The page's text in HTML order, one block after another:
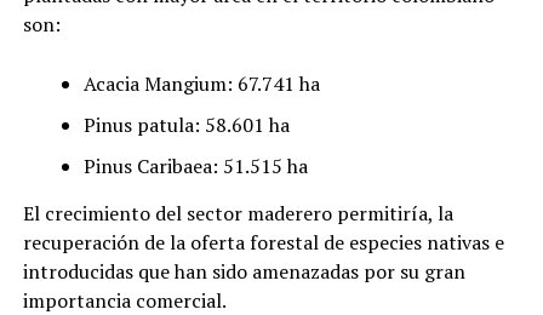
son:
Acacia Mangium: 67.741 ha
Pinus patula: 58.601 ha
Pinus Caribaea: 51.515 ha
El crecimiento del sector maderero permitiría, la
recuperación de la oferta forestal de especies nativas e
introducidas que han sido amenazadas por su gran
importancia comercial.